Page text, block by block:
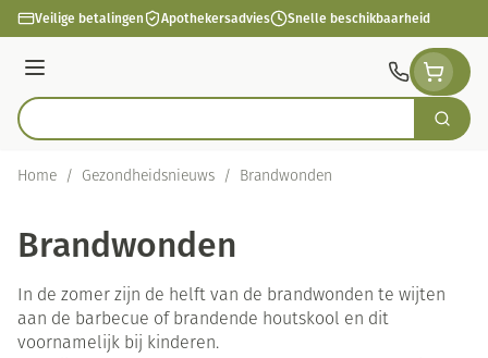
Ga naar de inhoud
Veilige betalingen Apothekersadvies Snelle beschikbaarheid
Menu
Product, merk, categorie... Zoek
Home / Gezondheidsnieuws / Brandwonden
Brandwonden
In de zomer zijn de helft van de brandwonden te wijten
aan de barbecue of brandende houtskool en dit
voornamelijk bij kinderen.